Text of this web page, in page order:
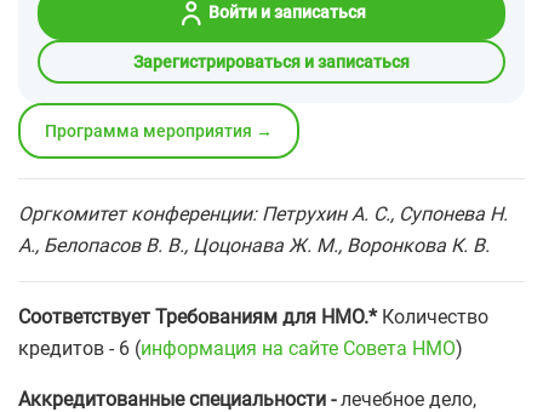
Войти и записаться
Зарегистрироваться и записаться
Программа мероприятия →
Оргкомитет конференции: Петрухин А. С., Супонева Н.
А., Белопасов В. В., Цоцонава Ж. М., Воронкова К. В.
Соответствует Требованиям для НМО.*Количество
кредитов - 6 (информация на сайте Совета НМО)
Аккредитованные специальности -лечебное дело,